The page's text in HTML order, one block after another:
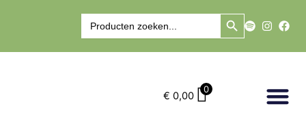
€ 0,00
0
Zoek
naar:
Zoekknop